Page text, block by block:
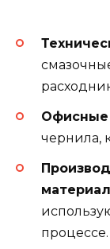
Офисные
чернила,
процессе.